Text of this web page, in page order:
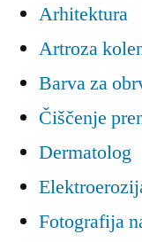
Arhitektura
Artroza
Barva za
Čiščenje
Dermatolog
Fotografija